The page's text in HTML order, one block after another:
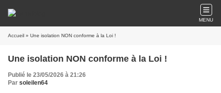
MENU
Accueil » Une isolation NON conforme à la Loi !
Une isolation NON conforme à la Loi !
Publié le 23/05/2026 à 21:26
Par soleilen64